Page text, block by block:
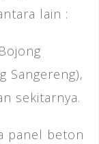
lain :
Sangereng),
sekitarnya.
panel beton